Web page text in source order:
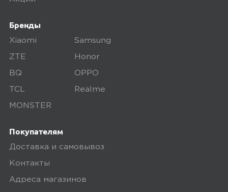
дефекты, проверяем комплектацию,
поэтому товар доставляется во вскрытой
упаковке. Исключение составляют
некоторые виды товаров под
Бренды
Xiaomi Samsung
ZTE Honor
BQ OPPO
TCL Realme
MONSTER
Покупателям
Доставка и самовывоз
Контакты
Адреса магазинов